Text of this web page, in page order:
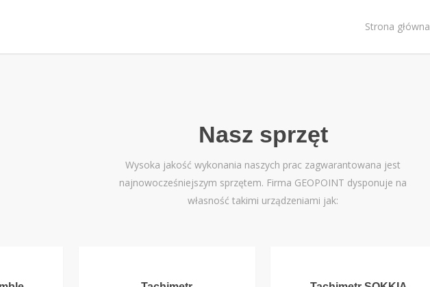
Strona główna
Nasz sprzęt
Wysoka jakość wykonania naszych prac zagwarantowana jest
najnowocześniejszym sprzętem. Firma GEOPOINT dysponuje na
własność takimi urządzeniami jak: